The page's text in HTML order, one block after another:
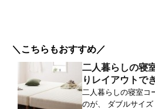
＼こちらもおすすめ／
二人暮らしの寝
りレイアウトで
二人暮らしの寝室コ
のが、 ダブルサイ